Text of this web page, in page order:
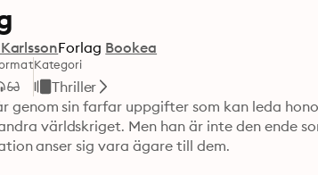
Forlag Bookea
Kategori
Thriller
genom sin farfar uppgifter som kan leda
världskriget. Men han är inte den ende
anser sig vara ägare till dem.